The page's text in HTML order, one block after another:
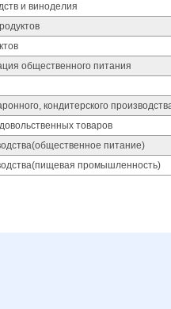
и виноделия
общественного питания
кондитерского
товаров
питание)
промышленность)